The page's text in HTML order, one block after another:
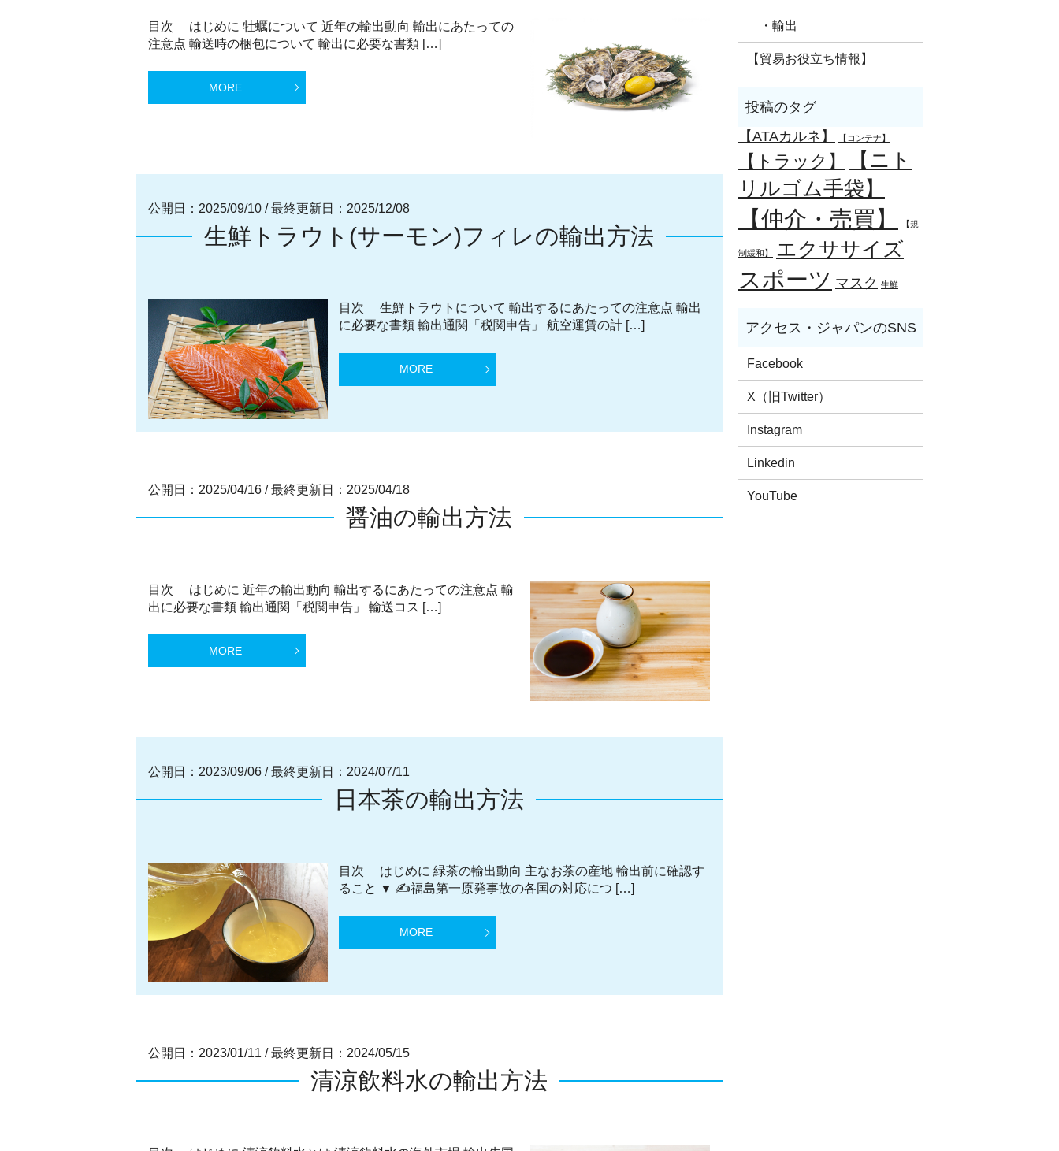
目次 はじめに 牡蠣について 近年の輸出動向 輸出にあたっての
注意点 輸送時の梱包について 輸出に必要な書類 […]
MORE
公開日：2025/09/10 /最終更新日：2025/12/08
生鮮トラウト(サーモン)フィレの輸出方法
目次 生鮮トラウトについて 輸出するにあたっての注意点 輸出
に必要な書類 輸出通関「税関申告」 航空運賃の計 […]
MORE
公開日：2025/04/16 / 最終更新日：2025/04/18
醤油の輸出方法
目次 はじめに 近年の輸出動向 輸出するにあたっての注意点 輸
出に必要な書類 輸出通関「税関申告」 輸送コス […]
MORE
公開日：2023/09/06 /最終更新日：2024/07/11
日本茶の輸出方法
目次 はじめに 緑茶の輸出動向 主なお茶の産地 輸出前に確認す
ること ▼ ✍福島第一原発事故の各国の対応につ […]
MORE
公開日：2023/01/11 /最終更新日：2024/05/15
清涼飲料水の輸出方法
・輸出
【貿易お役立ち情報】
【ATAカルネ】 【コンテナ】
【トラック】
【ニト
リルゴム手袋】
【仲介・売買】 【規
制緩和】 エクササイズ
スポーツ マスク 生鮮
Facebook
X（旧Twitter）
Instagram
Linkedin
YouTube